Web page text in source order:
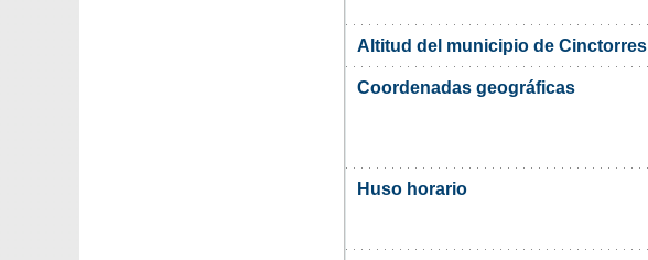
Altitud del municipio de Cinctorres
Coordenadas geográficas
Huso horario